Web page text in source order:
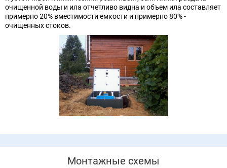
очищенной воды и ила отчетливо видна и объем ила составляет
примерно 20% вместимости емкости и примерно 80% -
очищенных стоков.
Монтажные схемы